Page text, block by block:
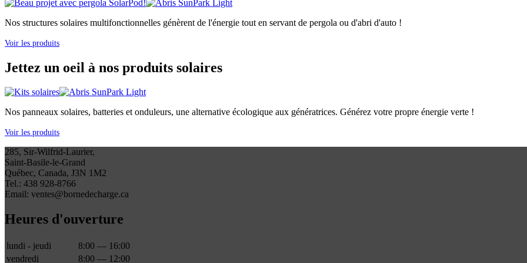
Nos structures solaires multifonctionnelles génèrent de l'énergie tout en servant de pergola ou d'abri d'auto !
Voir les produits
Jettez un oeil à nos produits solaires
Nos panneaux solaires, batteries et onduleurs, une alternative écologique aux génératrices. Générez votre propre énergie verte !
Voir les produits
285, Sir-Wilfrid-Laurier,
Saint-Basile-le-Grand
Québec, Canada, J3N 1M2
Tel.: 438 928-8766
Email: ventes@bornedecharge.ca
Heures d'ouverture
lundi - jeudi
8:00 — 16:00
vendredi
8:00 — 12:00